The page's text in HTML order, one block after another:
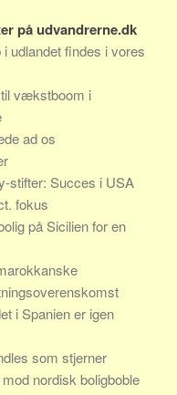
på udvandrerne.dk
udlandet findes i vores
vækstboom i
ad os
stifter: Succes i USA
fokus
på Sicilien for en
i Spanien er igen
som stjerner
nordisk boligboble